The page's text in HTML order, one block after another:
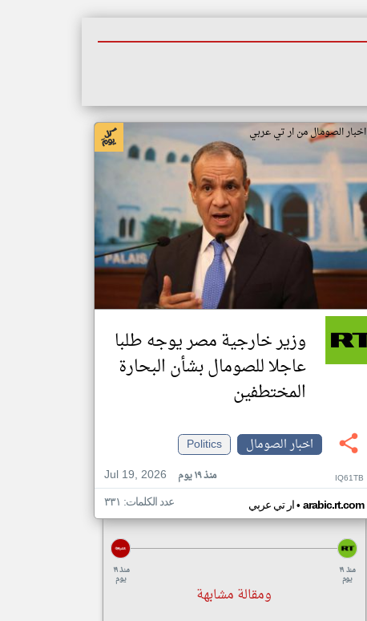
اخبار الصومال من ار تي عربي
وزير خارجية مصر يوجه طلبا
عاجلا للصومال بشأن البحارة
المختطفين
اخبار الصومال
Politics
Jul 19, 2026
منذ ١٩ يوم IQ61TB
ار تي عربي• arabic.rt.com عدد الكلمات: ٣٣١
منذ ١٩
يوم
منذ ١٩
يوم
ومقالة مشابهة